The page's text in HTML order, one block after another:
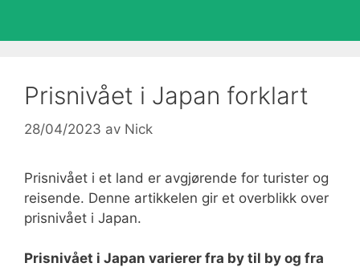
Prisnivået i Japan forklart
28/04/2023 av Nick
Prisnivået i et land er avgjørende for turister og
reisende. Denne artikkelen gir et overblikk over
prisnivået i Japan.
Prisnivået i Japan varierer fra by til by og fra